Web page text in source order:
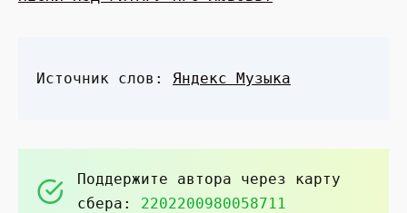
Источник слов: Яндекс Музыка
Поддержите автора через карту
сбера: 2202200980058711